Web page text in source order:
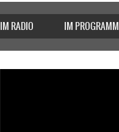
IM RADIO IM PROGRAMM